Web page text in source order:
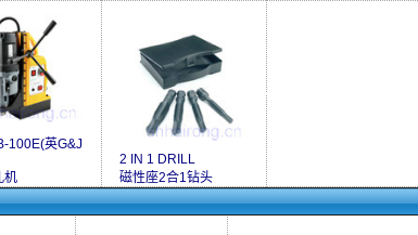
100E(英G&J
机
2 IN 1 DRILL
磁性座2合1钻头